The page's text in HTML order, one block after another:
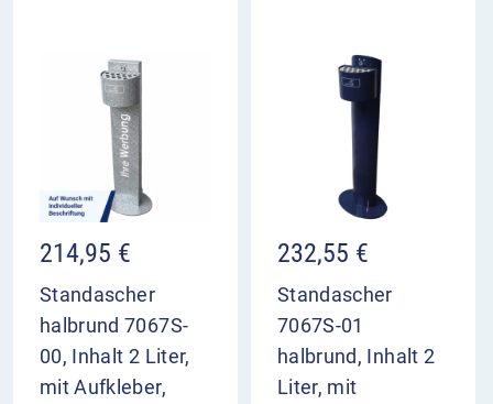
214,95 €
Standascher
halbrund 7067S-
00, Inhalt 2 Liter,
mit Aufkleber,
232,55 €
Standascher
7067S-01
halbrund, Inhalt 2
Liter, mit